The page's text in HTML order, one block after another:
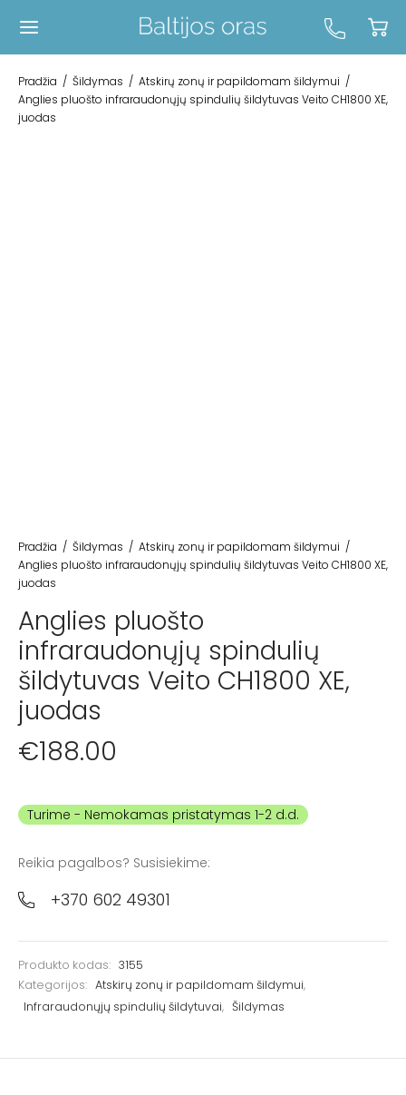
Pradžia / Šildymas / Atskirų zonų ir papildomam šildymui /
Anglies pluošto infraraudonųjų spindulių šildytuvas Veito CH1800 XE,
juodas
Pradžia / Šildymas / Atskirų zonų ir papildomam šildymui /
Anglies pluošto infraraudonųjų spindulių šildytuvas Veito CH1800 XE,
juodas
Anglies pluošto
infraraudonųjų spindulių
šildytuvas Veito CH1800 XE,
juodas
€188.00
Turime
Reikia pagalbos? Susisiekime:
+370 602 49301
Produkto kodas: 3155
Kategorijos: Atskirų zonų ir papildomam šildymui,
Infraraudonųjų spindulių šildytuvai, Šildymas